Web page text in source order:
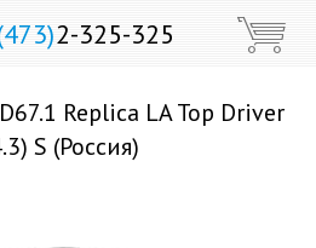
2-325-325
Replica LA Top Driver
S (Россия)